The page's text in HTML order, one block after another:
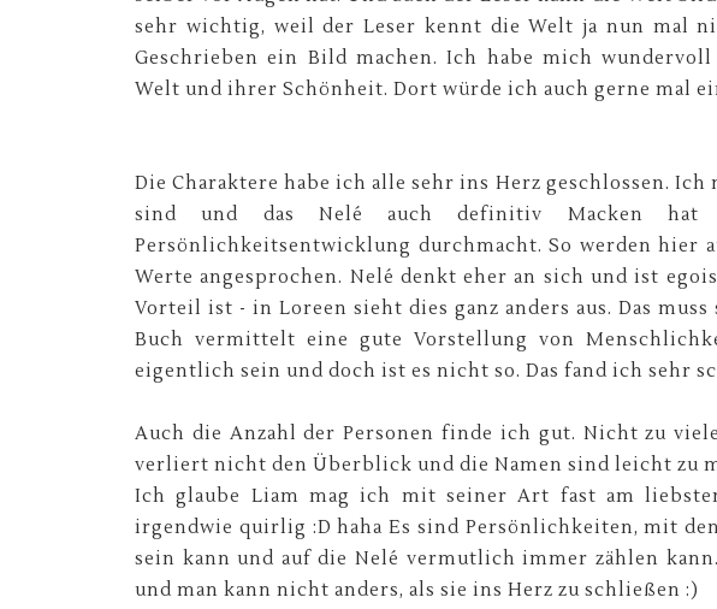
sehr wichtig, weil der Leser kennt die Welt ja nun mal
Geschrieben ein Bild machen. Ich habe mich
Welt und ihrer Schönheit. Dort würde ich auch gerne mal
Die Charaktere habe ich alle sehr ins Herz geschlossen.
sind und das Nelé auch definitiv Macken hat
Persönlichkeitsentwicklung durchmacht. So werden hier
Werte angesprochen. Nelé denkt eher an sich und ist
Vorteil ist - in Loreen sieht dies ganz anders aus. Das
Buch vermittelt eine gute Vorstellung von
eigentlich sein und doch ist es nicht so. Das fand ich sehr
Auch die Anzahl der Personen finde ich gut. Nicht zu
verliert nicht den Überblick und die Namen sind leicht zu
Ich glaube Liam mag ich mit seiner Art fast am
irgendwie quirlig :D haha Es sind Persönlichkeiten, mit
sein kann und auf die Nelé vermutlich immer zählen
und man kann nicht anders, als sie ins Herz zu schließen :)